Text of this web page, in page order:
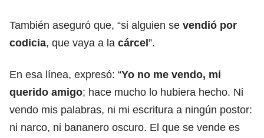
También aseguró que, “si alguien se vendió por
codicia, que vaya a la cárcel”.
En esa línea, expresó: “Yo no me vendo, mi
querido amigo; hace mucho lo hubiera hecho. Ni
vendo mis palabras, ni mi escritura a ningún postor:
ni narco, ni bananero oscuro. El que se vende es